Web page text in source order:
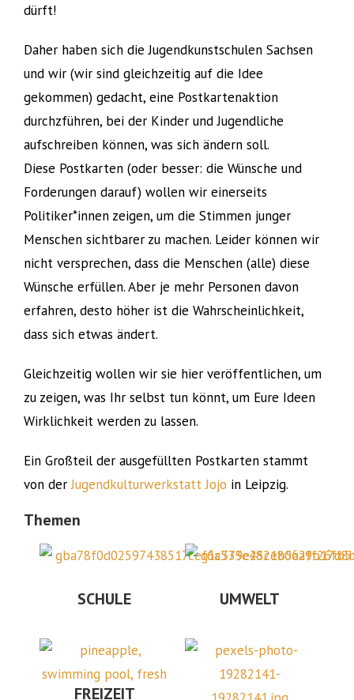
dürft!
Daher haben sich die Jugendkunstschulen Sachsen
und wir (wir sind gleichzeitig auf die Idee
gekommen) gedacht, eine Postkartenaktion
durchzführen, bei der Kinder und Jugendliche
aufschreiben können, was sich ändern soll.
Diese Postkarten (oder besser: die Wünsche und
Forderungen darauf) wollen wir einerseits
Politiker*innen zeigen, um die Stimmen junger
Menschen sichtbarer zu machen. Leider können wir
nicht versprechen, dass die Menschen (alle) diese
Wünsche erfüllen. Aber je mehr Personen davon
erfahren, desto höher ist die Wahrscheinlichkeit,
dass sich etwas ändert.
Gleichzeitig wollen wir sie hier veröffentlichen, um
zu zeigen, was Ihr selbst tun könnt, um Eure Ideen
Wirklichkeit werden zu lassen.
Ein Großteil der ausgefüllten Postkarten stammt
von derJugendkulturwerkstatt Jojo in Leipzig.
Themen
SCHULE UMWELT
FREIZEIT